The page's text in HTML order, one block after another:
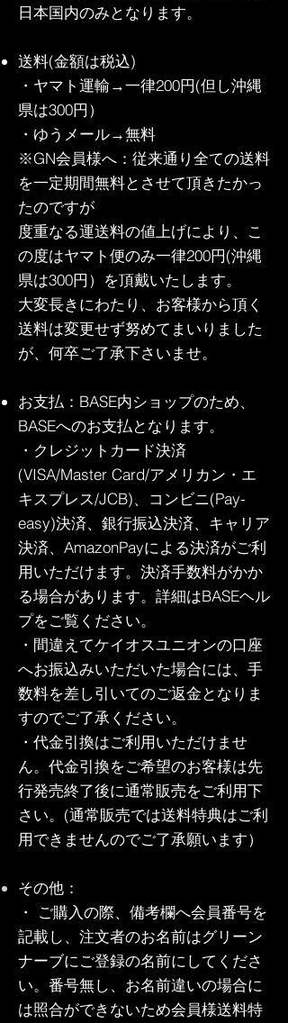
日本国内のみとなります。
送料(金額は税込)
・ヤマト運輸→一律200円(但し沖縄
県は300円）
・ゆうメール→無料
※GN会員様へ：従来通り全ての送料
を一定期間無料とさせて頂きたかっ
たのですが
度重なる運送料の値上げにより、こ
の度はヤマト便のみ一律200円(沖縄
県は300円）を頂戴いたします。
大変長きにわたり、お客様から頂く
送料は変更せず努めてまいりました
が、何卒ご了承下さいませ。
お支払：BASE内ショップのため、
BASEへのお支払となります。
​・クレジットカード決済
(VISA/Master Card/アメリカン・エ
キスプレス/JCB)、コンビニ(Pay-
easy)決済、銀行振込決済、キャリア
決済、AmazonPayによる決済がご利
用いただけます。決済手数料がかか
る場合があります。詳細はBASEヘル
プをご覧ください。
・間違えてケイオスユニオンの口座
へお振込みいただいた場合には、手
数料を差し引いてのご返金となりま
すのでご了承ください。
・代金引換はご利用いただけませ
ん。代金引換をご希望のお客様は先
行発売終了後に通常販売をご利用下
さい。(通常販売では送料特典はご利
用できませんのでご了承願います）
その他：
・ ご購入の際、備考欄へ会員番号を
記載し、注文者のお名前はグリーン
ナーブにご登録の名前にしてくださ
い。番号無し、お名前違いの場合に
は照合ができないため会員様送料特